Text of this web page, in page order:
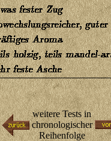
weitere Tests in
chronologischer
Reihenfolge